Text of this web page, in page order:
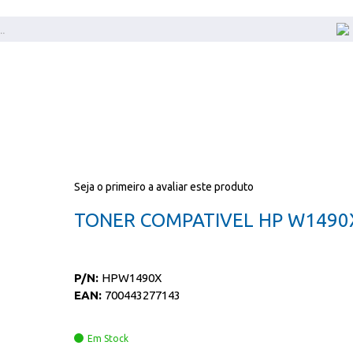
Seja o primeiro a avaliar este produto
TONER COMPATIVEL HP
P/N: HPW1490X
EAN: 700443277143
Em Stock